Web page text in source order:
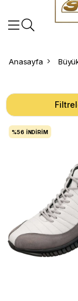
Anasayfa
%56 İNDIRIM